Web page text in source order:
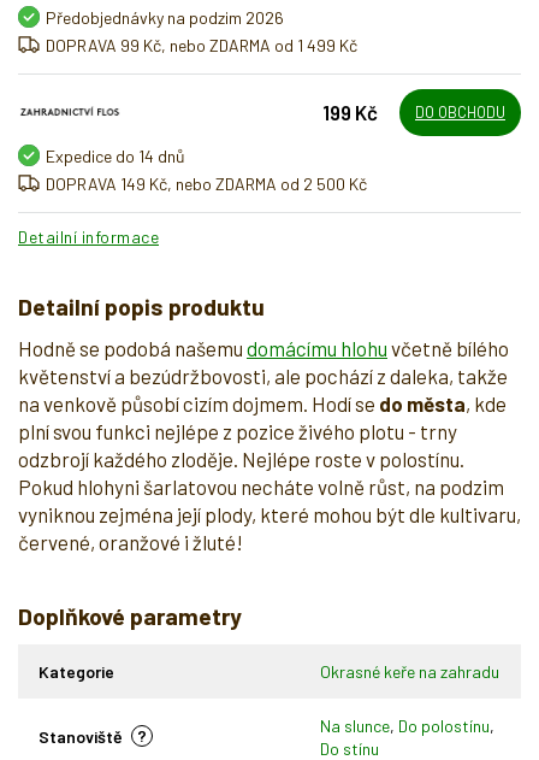
Předobjednávky na podzim 2026
DOPRAVA 99 Kč, nebo ZDARMA od 1 499 Kč
199 Kč DO OBCHODU
Expedice do 14 dnů
DOPRAVA 149 Kč, nebo ZDARMA od 2 500 Kč
Detailní informace
Detailní popis produktu
Hodně se podobá našemu domácímu hlohu včetně bílého
květenství a bezúdržbovosti, ale pochází z daleka, takže
na venkově působí cizím dojmem. Hodí se do města, kde
plní svou funkci nejlépe z pozice živého plotu - trny
odzbrojí každého zloděje. Nejlépe roste v polostínu.
Pokud hlohyni šarlatovou necháte volně růst, na podzim
vyniknou zejména její plody, které mohou být dle kultivaru,
červené, oranžové i žluté!
Doplňkové parametry
Kategorie Okrasné keře na zahradu
?
Stanoviště
Na slunce, Do polostínu,
Do stínu